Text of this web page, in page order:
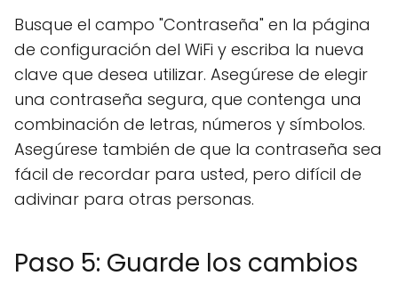
Busque el campo "Contraseña" en la página
de configuración del WiFi y escriba la nueva
clave que desea utilizar. Asegúrese de elegir
una contraseña segura, que contenga una
combinación de letras, números y símbolos.
Asegúrese también de que la contraseña sea
fácil de recordar para usted, pero difícil de
adivinar para otras personas.
Paso 5: Guarde los cambios